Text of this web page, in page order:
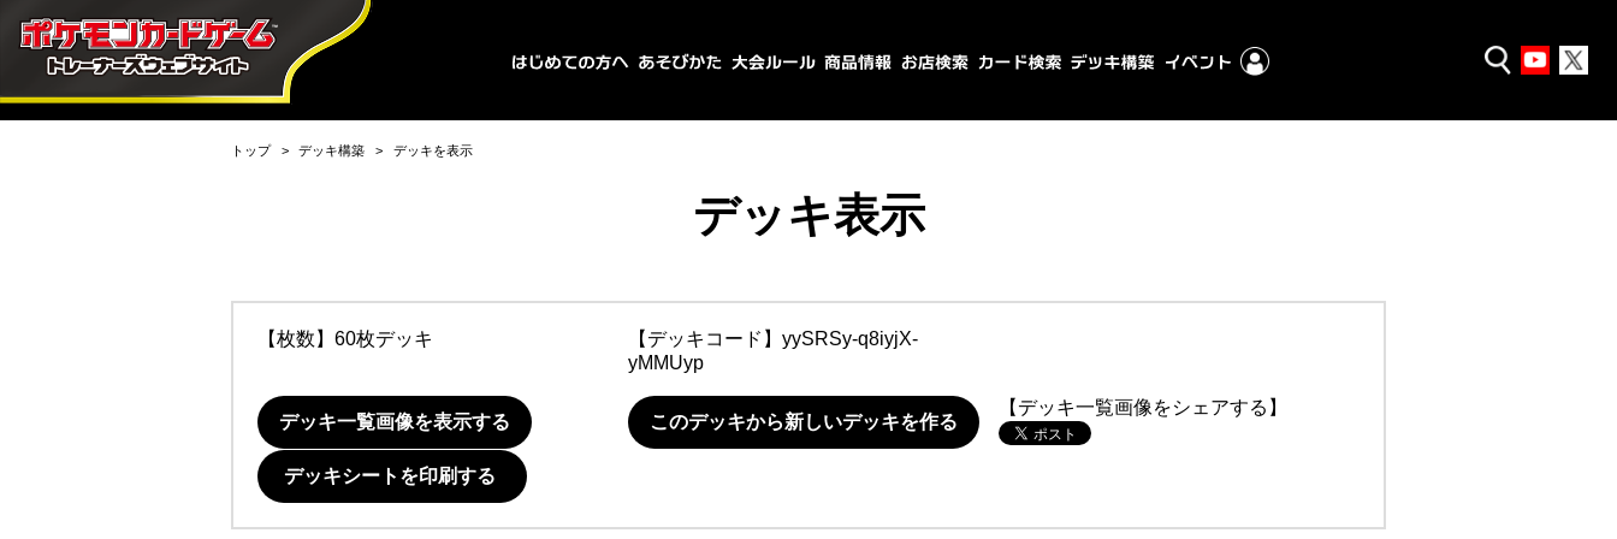
トップ デッキ構築 デッキを表示
デッキ表示
【枚数】60枚デッキ 【デッキコード】 yySRSy-q8iyjX-
yMMUyp
デッキ一覧画像を表示する このデッキから新しいデッキを作る
【デッキ一覧画像をシェアする】
デッキシートを印刷する